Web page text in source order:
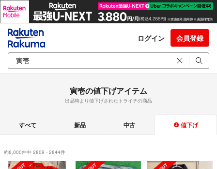
ログイン 会員登録
寅壱の値下げアイテム
出品時より値下げされたトライチの商品
すべて 新品 中古 値下げ
約6,000件中 2809 - 2844件